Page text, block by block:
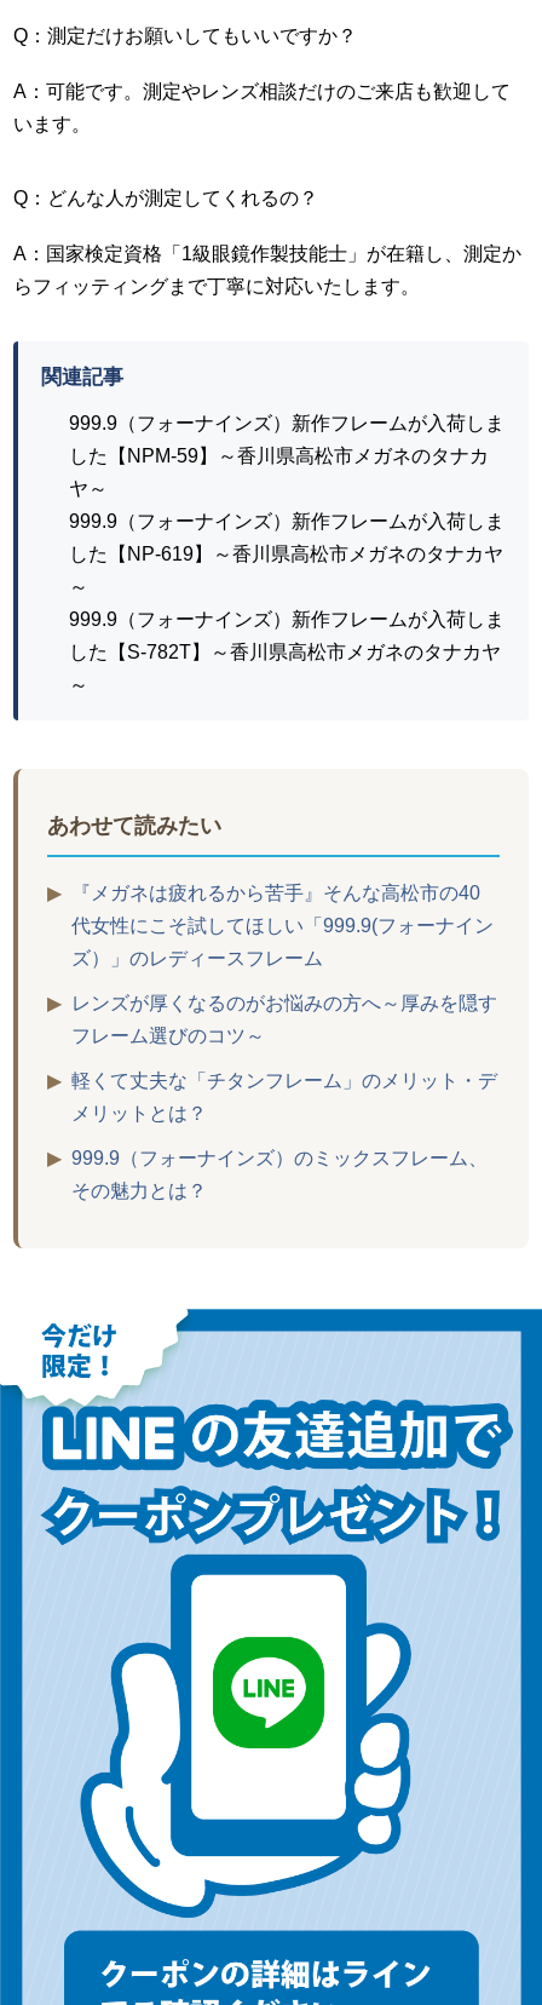
Q：測定だけお願いしてもいいですか？
A：可能です。測定やレンズ相談だけのご来店も歓迎して
います。
Q：どんな人が測定してくれるの？
A：国家検定資格「1級眼鏡作製技能士」が在籍し、測定か
らフィッティングまで丁寧に対応いたします。
関連記事
999.9（フォーナインズ）新作フレームが入荷しま
した【NPM-59】～香川県高松市メガネのタナカ
ヤ～
999.9（フォーナインズ）新作フレームが入荷しま
した【NP-619】～香川県高松市メガネのタナカヤ
～
999.9（フォーナインズ）新作フレームが入荷しま
した【S-782T】～香川県高松市メガネのタナカヤ
～
あわせて読みたい
▶
『メガネは疲れるから苦手』そんな高松市の40
代女性にこそ試してほしい「999.9(フォーナイン
ズ）」のレディースフレーム
▶ レンズが厚くなるのがお悩みの方へ～厚みを隠す
フレーム選びのコツ～
▶ 軽くて丈夫な「チタンフレーム」のメリット・デ
メリットとは？
▶ 999.9（フォーナインズ）のミックスフレーム、
その魅力とは？